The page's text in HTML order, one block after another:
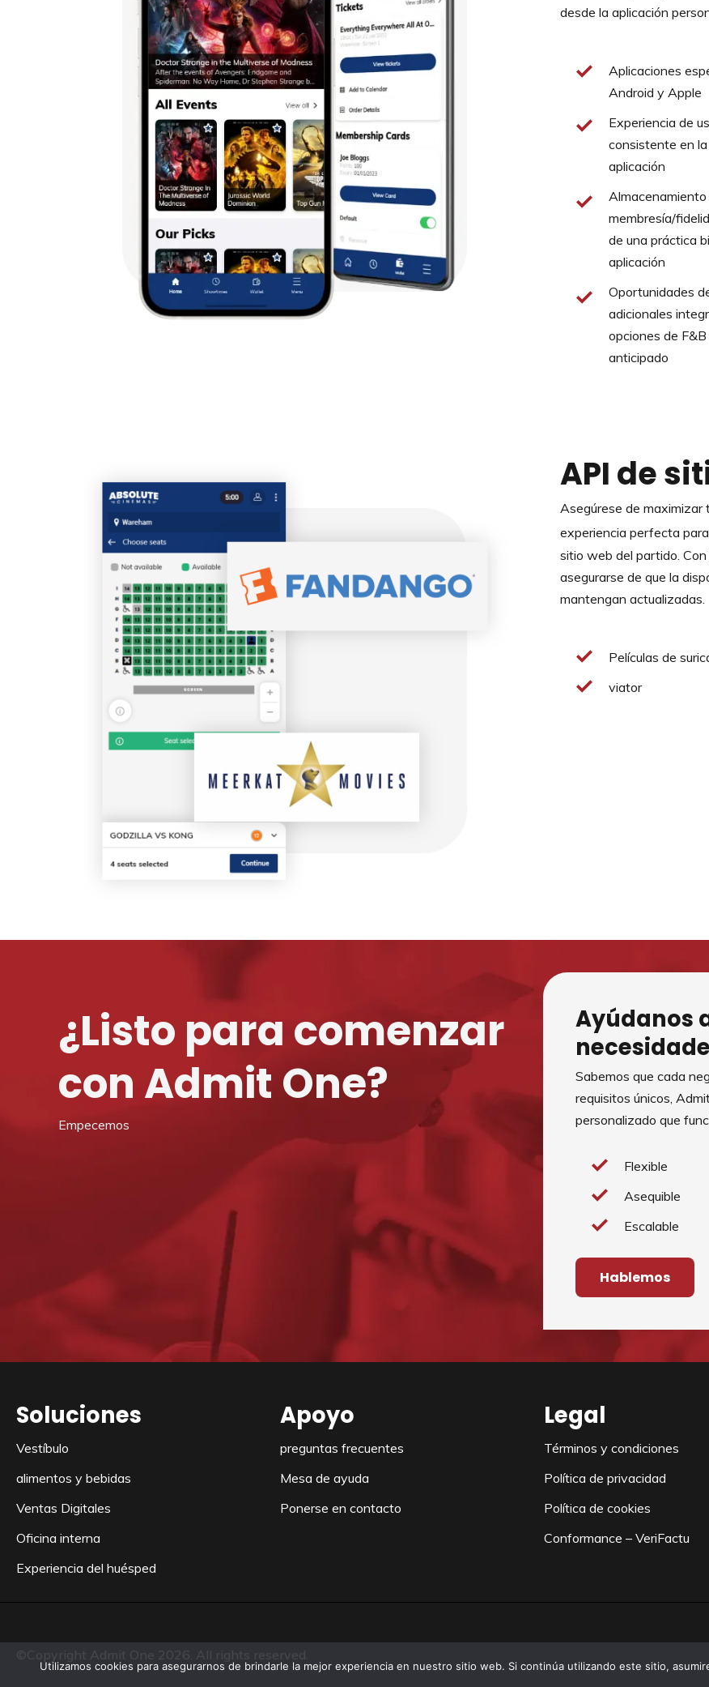
desde la aplicación
Aplicaciones
Android y Apple
Experiencia de
consistente en
aplicación
membresía/
de una práctica
aplicación
Oportunidades
adicionales
opciones de
anticipado
API de
Asegúrese de maximizar
experiencia perfecta
sitio web del partido.
asegurarse de que la
mantengan actualizadas.
Películas de
viator
¿Listo para comenzar
con Admit One?
Empecemos
Ayúdanos
Sabemos que cada
requisitos únicos,
personalizado que
Flexible
Asequible
Escalable
Hablemos
Soluciones
Vestíbulo
alimentos y bebidas
Ventas Digitales
Oficina interna
Experiencia del huésped
Apoyo
preguntas frecuentes
Mesa de ayuda
Ponerse en contacto
Legal
Términos y condiciones
Política de privacidad
Política de cookies
Conformance – VeriFactu
Utilizamos cookies para asegurarnos de brindarle la mejor experiencia en nuestro sitio web. Si continúa utilizando este sitio,